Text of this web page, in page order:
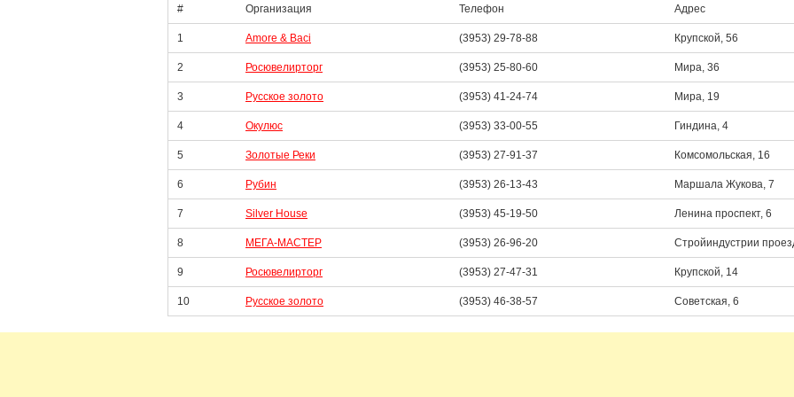
# Организация Телефон Адрес
1 Amore & Baci (3953) 29-78-88 Крупской, 56
2 Росювелирторг (3953) 25-80-60 Мира, 36
3 Русское золото (3953) 41-24-74 Мира, 19
4 Окулюс (3953) 33-00-55 Гиндина, 4
5 Золотые Реки (3953) 27-91-37 Комсомольская, 16
6 Рубин (3953) 26-13-43 Маршала Жукова, 7
7 Silver House (3953) 45-19-50 Ленина проспект, 6
8 МЕГА-МАСТЕР (3953) 26-96-20 Стройиндустрии
9 Росювелирторг (3953) 27-47-31 Крупской, 14
10 Русское золото (3953) 46-38-57 Советская, 6